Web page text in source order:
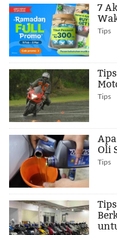
7
Tips
Tips
Oli
Tips